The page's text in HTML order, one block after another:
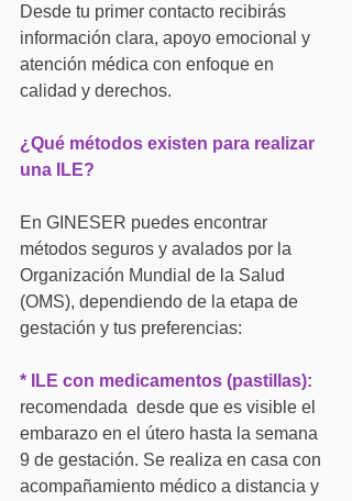
Desde tu primer contacto recibirás
información clara, apoyo emocional y
atención médica con enfoque en
calidad y derechos.
¿Qué métodos existen para realizar
una ILE?
En GINESER puedes encontrar
métodos seguros y avalados por la
Organización Mundial de la Salud
(OMS), dependiendo de la etapa de
gestación y tus preferencias:
* ILE con medicamentos (pastillas):
recomendada  desde que es visible el
embarazo en el útero hasta la semana
9 de gestación. Se realiza en casa con
acompañamiento médico a distancia y